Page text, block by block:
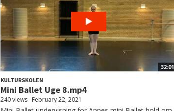
32:01
KULTURSKOLEN
Mini Ballet Uge 8.mp4
240 views February 22, 2021